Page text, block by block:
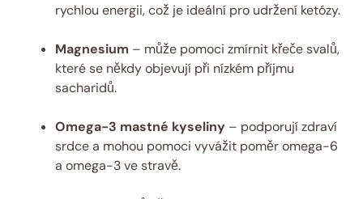
rychlou energii, což je ideální pro udržení ketózy.
Magnesium – může pomoci zmírnit křeče svalů,
které se někdy objevují při nízkém příjmu
sacharidů.
Omega-3 mastné kyseliny – podporují zdraví
srdce a mohou pomoci vyvážit poměr omega-6
a omega-3 ve stravě.